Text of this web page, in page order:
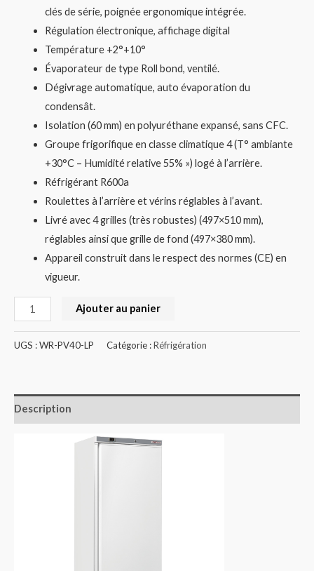
clés de série, poignée ergonomique intégrée.
Régulation électronique, affichage digital
Température +2°+10°
Évaporateur de type Roll bond, ventilé.
Dégivrage automatique, auto évaporation du
condensât.
Isolation (60 mm) en polyuréthane expansé, sans CFC.
Groupe frigorifique en classe climatique 4 (T° ambiante
+30°C – Humidité relative 55% ») logé à l’arrière.
Réfrigérant R600a
Roulettes à l’arrière et vérins réglables à l’avant.
Livré avec 4 grilles (très robustes) (497×510 mm),
réglables ainsi que grille de fond (497×380 mm).
Appareil construit dans le respect des normes (CE) en
vigueur.
Ajouter au panier
UGS :WR-PV40-LP Catégorie :Réfrigération
Description